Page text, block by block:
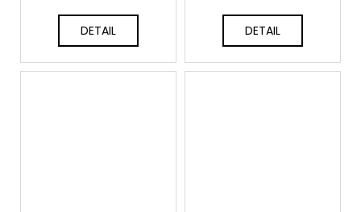
DETAIL DETAIL